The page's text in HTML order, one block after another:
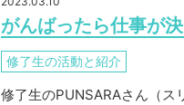
がんばったら仕事が
修了生の活動と紹介
修了生のPUNSARAさん（ス